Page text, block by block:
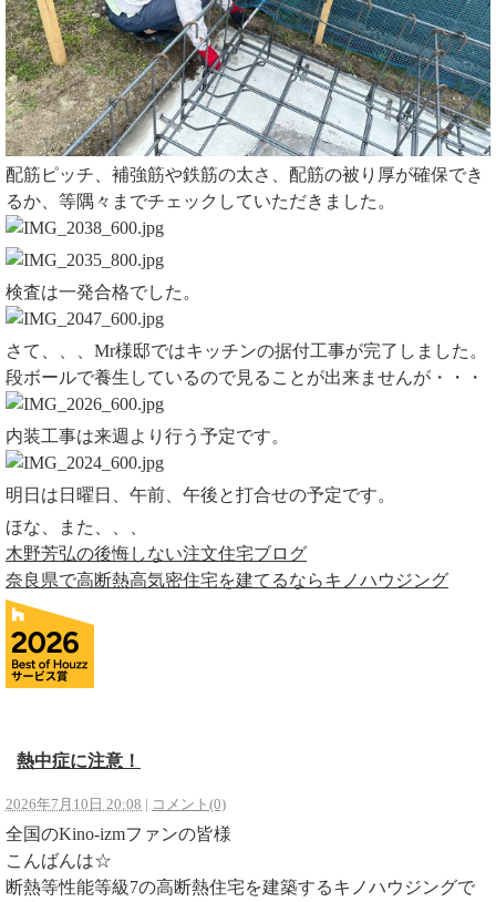
配筋ピッチ、補強筋や鉄筋の太さ、配筋の被り厚が確保でき
るか、等隅々までチェックしていただきました。
検査は一発合格でした。
さて、、、Mr様邸ではキッチンの据付工事が完了しました。
段ボールで養生しているので見ることが出来ませんが・・・
内装工事は来週より行う予定です。
明日は日曜日、午前、午後と打合せの予定です。
ほな、また、、、
木野芳弘の後悔しない注文住宅ブログ
奈良県で高断熱高気密住宅を建てるならキノハウジング
熱中症に注意！
2026年7月10日 20:08 | コメント(0)
全国のKino-izmファンの皆様
こんばんは☆
断熱等性能等級7の高断熱住宅を建築するキノハウジングで